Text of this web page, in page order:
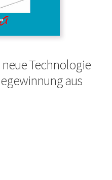
Technologie
aus